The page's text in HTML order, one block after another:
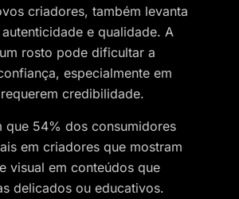
criadores, também levanta
e qualidade. A
rosto pode dificultar a
especialmente em
credibilidade.
que 54% dos consumidores
em criadores que mostram
visual em conteúdos que
delicados ou educativos​.​